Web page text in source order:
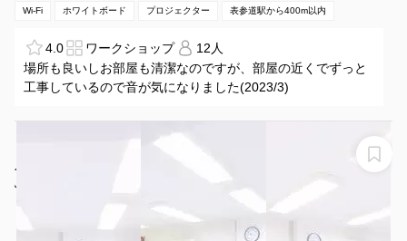
Wi-Fi ホワイトボード プロジェクター 表参道駅から400m以内
4.0 ワークショップ
12人
場所も良いしお部屋も清潔なのですが、部屋の近くでずっと
工事しているので音が気になりました(2023/3)
【JR原宿駅 竹下口徒歩23秒！40名利用可！】竹下通り
―・WiFi無料！ふれあい貸し会議室 原宿No61
ふれあい貸し会議室 原宿No61